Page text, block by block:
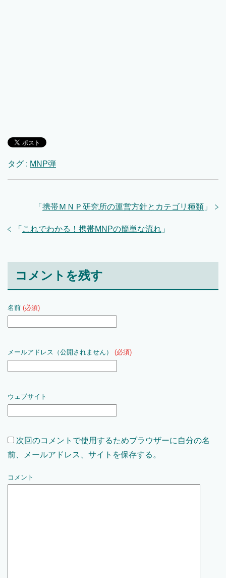
タグ : MNP弾
「 携帯ＭＮＰ研究所の運営方針とカテゴリ種類 」
「 これでわかる！携帯MNPの簡単な流れ 」
コメントを残す
名前 (必須)
メールアドレス（公開されません） (必須)
ウェブサイト
次回のコメントで使用するためブラウザーに自分の名
前、メールアドレス、サイトを保存する。
コメント